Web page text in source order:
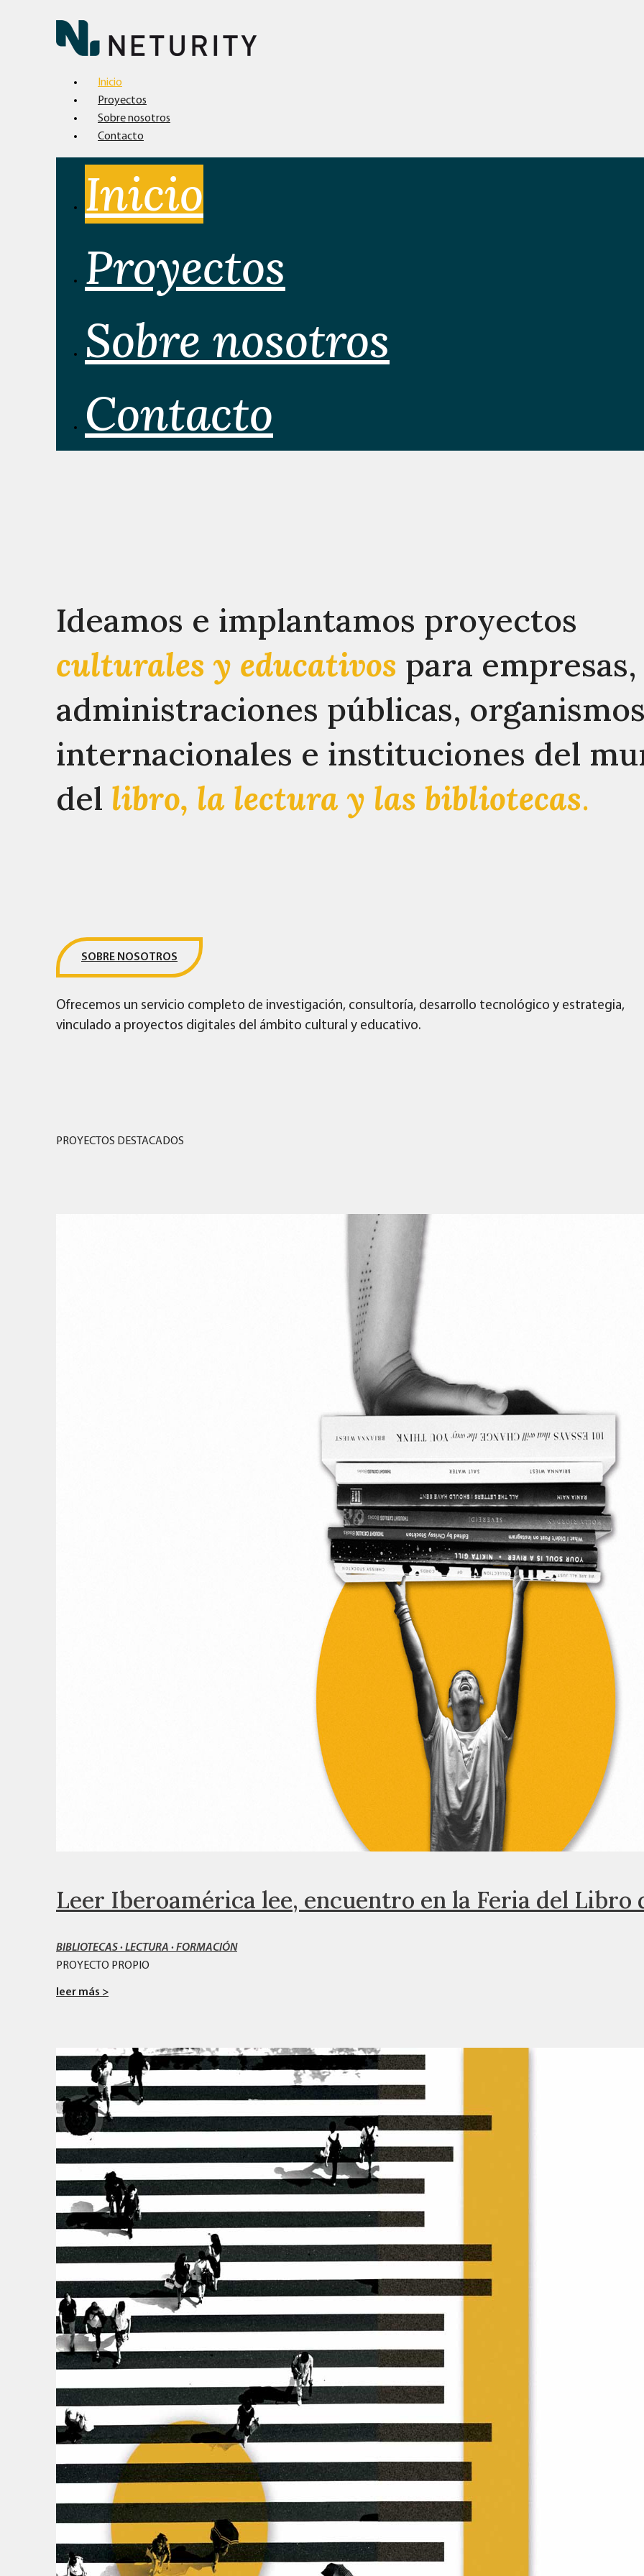
Inicio
Proyectos
Sobre nosotros
Contacto
Inicio
Proyectos
Sobre nosotros
Contacto
Ideamos e implantamos proyectos
culturales y educativos para empresas,
administraciones públicas, organismos
internacionales e instituciones del
del libro, la lectura y las bibliotecas.
SOBRE NOSOTROS
Ofrecemos un servicio completo de investigación, consultoría, desarrollo tecnológico y estrategia,
vinculado a proyectos digitales del ámbito cultural y educativo.
PROYECTOS DESTACADOS
Leer Iberoamérica lee, encuentro en la Feria del Libro
BIBLIOTECAS · LECTURA · FORMACIÓN
PROYECTO PROPIO
leer más >